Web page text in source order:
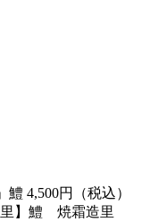
4,500円（税込）
里】鱧 焼霜造里